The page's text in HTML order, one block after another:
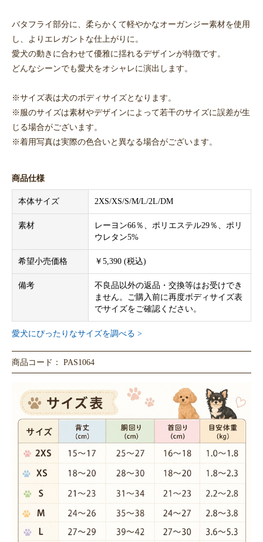
バタフライ部分に、柔らかくて軽やかなオーガンジー素材を使用
し、よりエレガントな仕上がりに。
愛犬の動きに合わせて優雅に揺れるデザインが特徴です。
どんなシーンでも愛犬をオシャレに演出します。
※サイズ表は犬のボディサイズとなります。
※服のサイズは素材やデザインによって若干のサイズに誤差が生
じる場合がございます。
※着用写真は実際の色合いと異なる場合がございます。
商品仕様
本体サイズ 2XS/XS/S/M/L/2L/DM
素材
レーヨン66％、ポリエステル29％、ポリ
ウレタン5%
希望小売価格 ￥5,390 (税込)
備考
不良品以外の返品・交換等はお受けでき
ません。ご購入前に再度ボディサイズ表
でサイズをご確認ください。
愛犬にぴったりなサイズを調べる >
商品コード： PAS1064